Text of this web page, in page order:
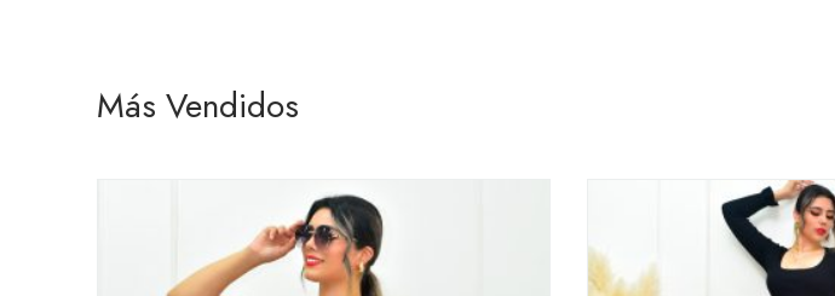
Más Vendidos